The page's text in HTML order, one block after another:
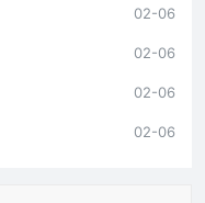
02-06
02-06
02-06
02-06